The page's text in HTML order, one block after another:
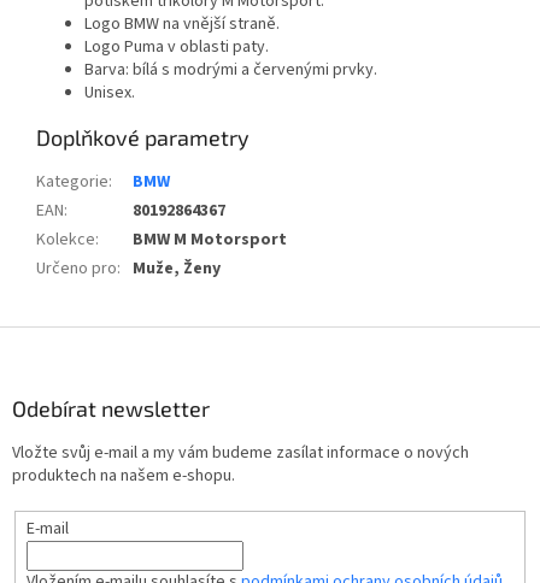
Logo BMW na vnější straně.
Logo Puma v oblasti paty.
Barva: bílá s modrými a červenými prvky.
Unisex.
Doplňkové parametry
Kategorie:
BMW
EAN:
80192864367
Kolekce:
BMW M Motorsport
Určeno pro: Muže, Ženy
Odebírat newsletter
Vložte svůj e-mail a my vám budeme zasílat informace o nových
produktech na našem e-shopu.
E-mail